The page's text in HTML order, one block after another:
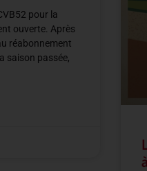
pour la
ouverte. Après
réabonnement
saison passée,